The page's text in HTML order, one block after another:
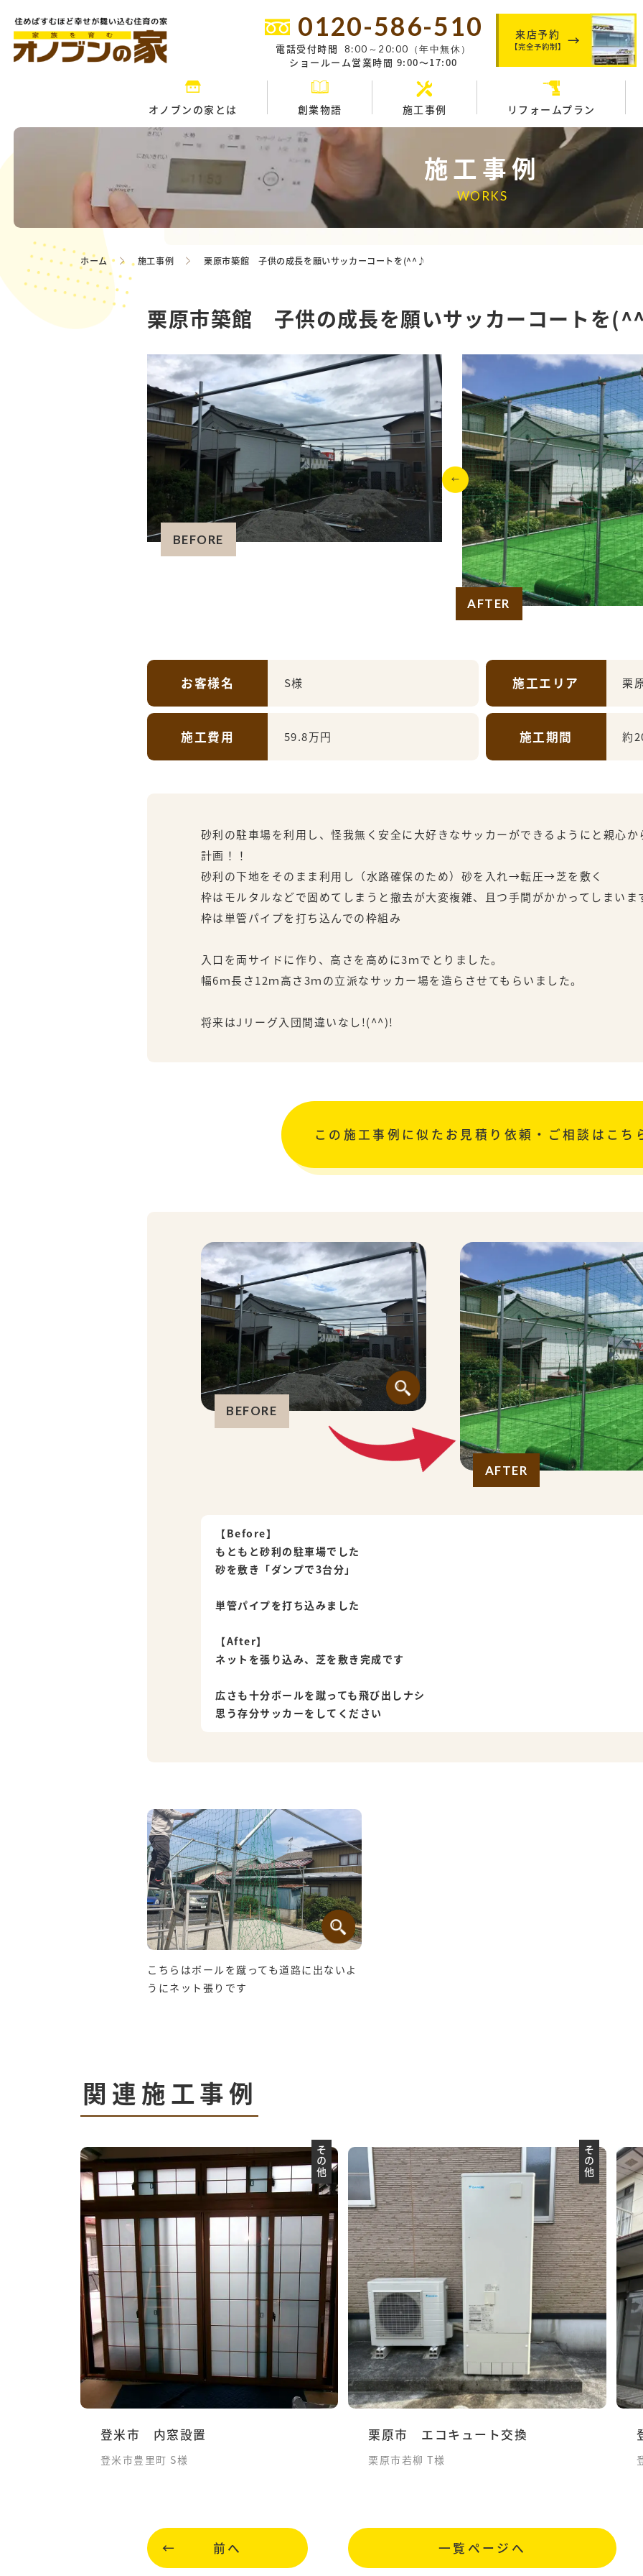
0120-586-510
電話受付時間 8:00～20:00（年中無休）
ショールーム営業時間 9:00～17:00
来店予約
【完全予約制】
オノブンの家とは 創業物語 施工事例 リフォームプラン
施工事例
WORKS
ホーム 施工事例 栗原市築館 子供の成長を願いサッカーコートを(^^♪
栗原市築館 子供の成長を願いサッカーコートを
BEFORE
AFTER
お客様名 S様 施工エリア 栗
施工費用 59.8万円 施工期間 約
砂利の駐車場を利用し、怪我無く安全に大好きなサッカーができるようにと親心
計画！！
砂利の下地をそのまま利用し（水路確保のため）砂を入れ→転圧→芝を敷く
枠はモルタルなどで固めてしまうと撤去が大変複雑、且つ手間がかかってしまいま
枠は単管パイプを打ち込んでの枠組み
入口を両サイドに作り、高さを高めに3ｍでとりました。
幅6ｍ長さ12ｍ高さ3ｍの立派なサッカー場を造らさせてもらいました。
将来はJリーグ入団間違いなし!(^^)!
この施工事例に似た お見積り依頼・ご相談はこち
BEFORE
AFTER
【Before】
もともと砂利の駐車場でした
砂を敷き「ダンプで3台分」
単管パイプを打ち込みました
【After】
ネットを張り込み、芝を敷き完成です
広さも十分ボールを蹴っても飛び出しナシ
思う存分サッカーをしてください
こちらはボールを蹴っても道路に出ないよ
うにネット張りです
関連施工事例
その他
登米市 内窓設置
登米市豊里町 S様
その他
栗原市 エコキュート交換
栗原市若柳 T様
前へ 一覧ページへ